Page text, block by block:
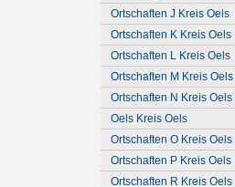
Ortschaften J Kreis Oels
Ortschaften K Kreis Oels
Ortschaften L Kreis Oels
Ortschaften M Kreis Oels
Ortschaften N Kreis Oels
Oels Kreis Oels
Ortschaften O Kreis Oels
Ortschaften P Kreis Oels
Ortschaften R Kreis Oels